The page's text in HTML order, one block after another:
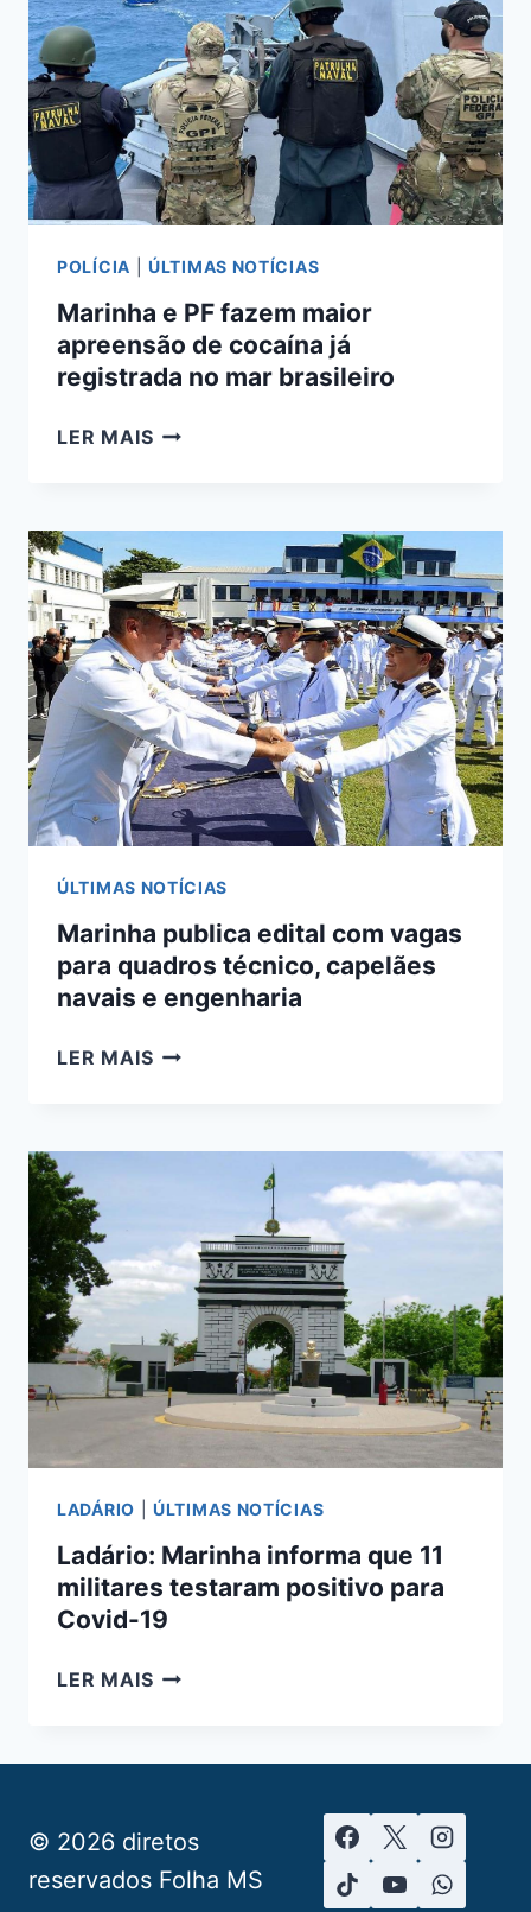
MONITORAR
SAÚDE
DE
RIBEIRINHOS
DE
MS
POLÍCIA |ÚLTIMAS NOTÍCIAS
Marinha e PF fazem maior
apreensão de cocaína já
registrada no mar brasileiro
LER MAISMARINHA
MAIOR
APREENSÃO
DE
COCAÍNA
JÁ
REGISTRADA
NO
MAR
BRASILEIRO
ÚLTIMAS NOTÍCIAS
Marinha publica edital com vagas
para quadros técnico, capelães
navais e engenharia
LER MAISMARINHA
QUADROS
TÉCNICO,
CAPELÃES
NAVAIS
E
ENGENHARIA
LADÁRIO |ÚLTIMAS NOTÍCIAS
Ladário: Marinha informa que 11
militares testaram positivo para
Covid-19
LER MAISLADÁRIO:
QUE
TESTARAM
POSITIVO
© 2026 diretos
reservados Folha MS